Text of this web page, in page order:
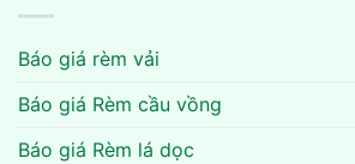
Báo giá rèm vải
Báo giá Rèm cầu vồng
Báo giá Rèm lá dọc